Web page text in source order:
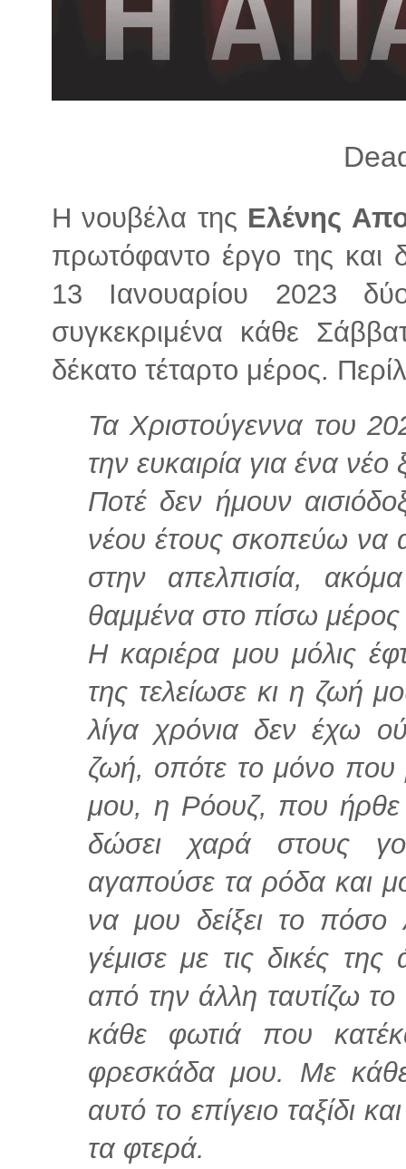
Η νουβέλα της Ελένης
πρωτόφαντο έργο της και
13 Ιανουαρίου 2023
συγκεκριμένα κάθε
δέκατο τέταρτο μέρος.
Τα Χριστούγεννα του
την ευκαιρία για ένα νέο
Ποτέ δεν ήμουν
νέου έτους σκοπεύω να
στην απελπισία,
θαμμένα στο πίσω
Η καριέρα μου μόλις
της τελείωσε κι η ζωή
λίγα χρόνια δεν έχω
ζωή, οπότε το μόνο που
μου, η Ρόουζ, που ήρθε
δώσει χαρά στους
αγαπούσε τα ρόδα και
να μου δείξει το πόσο
γέμισε με τις δικές
από την άλλη ταυτίζω
κάθε φωτιά που
φρεσκάδα μου. Με
αυτό το επίγειο ταξίδι
τα φτερά.